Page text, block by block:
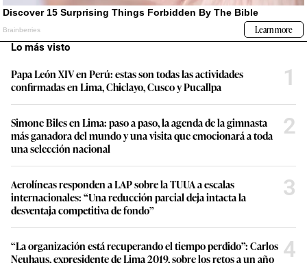
Lo más visto
Papa León XIV en Perú: estas son todas las actividades
confirmadas en Lima, Chiclayo, Cusco y Pucallpa
1
Simone Biles en Lima: paso a paso, la agenda de la gimnasta
más ganadora del mundo y una visita que emocionará a toda
una selección nacional
2
Aerolíneas responden a LAP sobre la TUUA a escalas
internacionales: “Una reducción parcial deja intacta la
desventaja competitiva de fondo”
3
“La organización está recuperando el tiempo perdido”: Carlos
Neuhaus, expresidente de Lima 2019, sobre los retos a un año
4